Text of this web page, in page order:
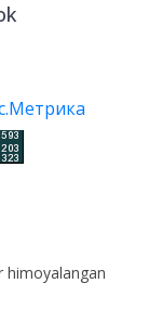
himoyalangan